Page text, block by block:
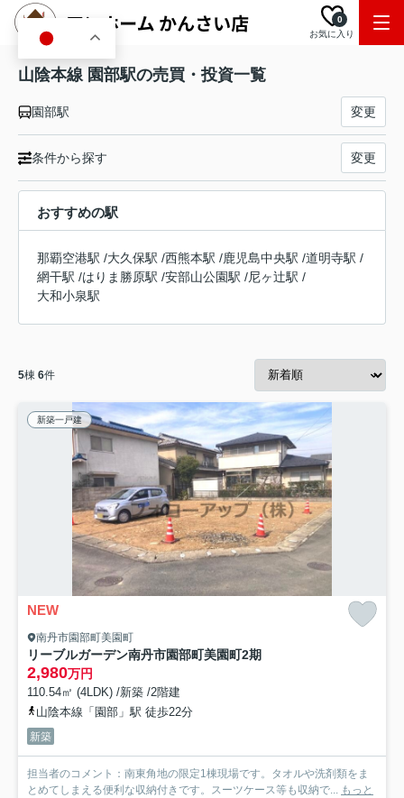
お気に入り
0
山陰本線 園部駅の売買・投資一覧
園部駅 変更
条件から探す 変更
おすすめの駅
那覇空港駅 /大久保駅 /西熊本駅 /鹿児島中央駅 /道明寺駅 /
網干駅 /はりま勝原駅 /安部山公園駅 /尼ヶ辻駅 /
大和小泉駅
5棟 6件
新築一戸建
NEW
南丹市園部町美園町
リーブルガーデン南丹市園部町美園町2期
2,980万円
110.54㎡ (4LDK) /新築 /2階建
山陰本線「園部」駅 徒歩22分
新築
担当者のコメント：南東角地の限定1棟現場です。タオルや洗剤類をま
とめてしまえる便利な収納付きです。スーツケース等も収納で... もっと